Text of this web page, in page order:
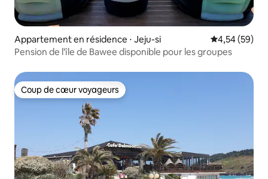
Appartement en résidence ⋅ Jeju-si Évaluation
4,54 (59)
Pension de l'île de Bawee disponible pour les groupes
Coup de cœur voyageurs
Coup de cœur voyageurs